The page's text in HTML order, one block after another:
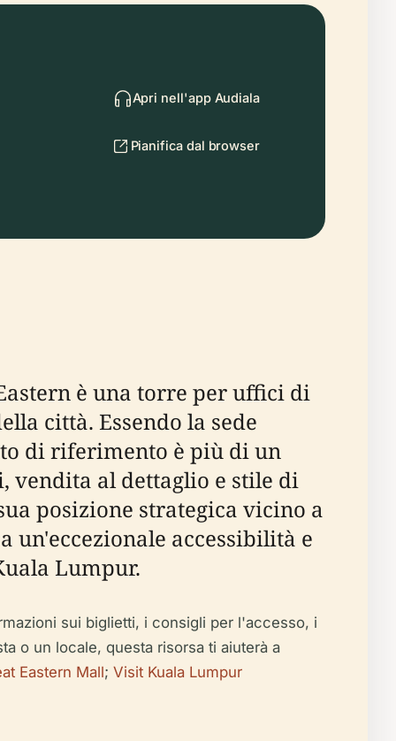
Apri nell'app Audiala
Pianifica dal browser
è una torre per uffici di
città. Essendo la sede
di riferimento è più di un
vendita al dettaglio e stile di
posizione strategica vicino a
un'eccezionale accessibilità e
Lumpur.
sui biglietti, i consigli per l'accesso, i
o un locale, questa risorsa ti aiuterà a
Eastern Mall; Visit Kuala Lumpur